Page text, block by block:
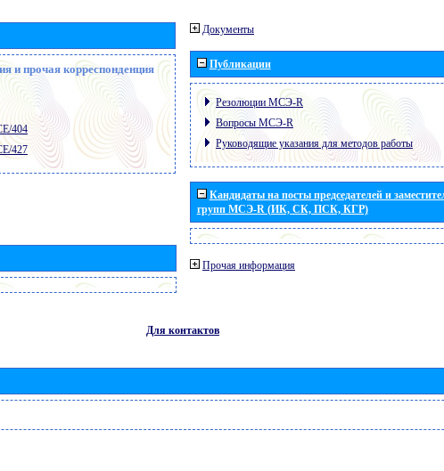
и прочая корреспонденция
404
427
Документы
Публикации
Резолюции МСЭ-R
Вопросы МСЭ-R
Руководящие указания для методов работы
Кандидаты на посты председателей и
групп МСЭ-R (ИК, СК, ПСК, КГР)
Прочая информация
Для контактов